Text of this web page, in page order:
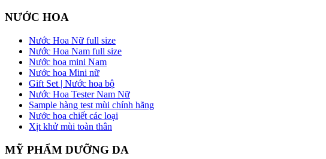
NƯỚC HOA
Nước Hoa Nữ full size
Nước Hoa Nam full size
Nước hoa mini Nam
Nước hoa Mini nữ
Gift Set | Nước hoa bộ
Nước Hoa Tester Nam Nữ
Sample hàng test mùi chính hãng
Nước hoa chiết các loại
Xịt khử mùi toàn thân
MỸ PHẨM DƯỠNG DA